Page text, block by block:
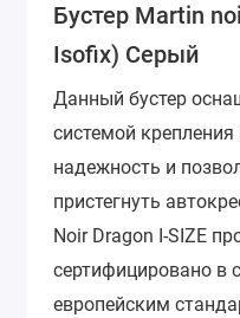
Бустер Martin
Isofix) Серый
Данный бустер
системой крепления
надежность и
пристегнуть
Noir Dragon I-SIZE
сертифицировано в
европейским